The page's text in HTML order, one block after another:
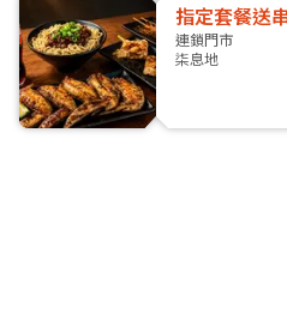
指定套餐送
連鎖門市
柒息地